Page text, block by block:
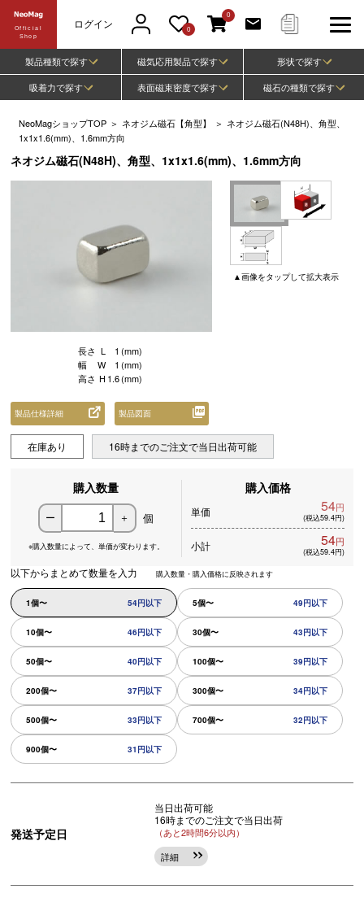
Official
Shop
ログイン 0
0
製品種類で探す 磁気応用製品で探す
形状で探す
吸着力で探す
表面磁束密度で探す 磁石の種類で探す
NeoMagショップTOP ＞ ネオジム磁石【角型】 ＞ ネオジム磁石(N48H)、角型、
1x1x1.6(mm)、1.6mm方向
ネオジム磁石(N48H)、角型、1x1x1.6(mm)、1.6mm方向
▲画像をタップして拡大表示
長さ L 1 (mm)
幅
W 1 (mm)
高さ H 1.6(mm)
製品仕様詳細 製品図面
在庫あり 16時までのご注文で当日出荷可能
購入数量
ー ＋ 個
※購入数量によって、 単価が変わります。
購入価格
単価 54円
(税込59.4円)
小計 54円
(税込59.4円)
以下からまとめて数量を入力 購入数量・購入価格に反映されます
1個〜 54円以下 5個〜 49円以下
10個〜 46円以下 30個〜 43円以下
50個〜 40円以下 100個〜 39円以下
200個〜 37円以下 300個〜 34円以下
500個〜 33円以下 700個〜 32円以下
900個〜 31円以下
発送予定日
当日出荷可能
16時までのご注文で当日出荷
（あと2時間6分以内）
詳細